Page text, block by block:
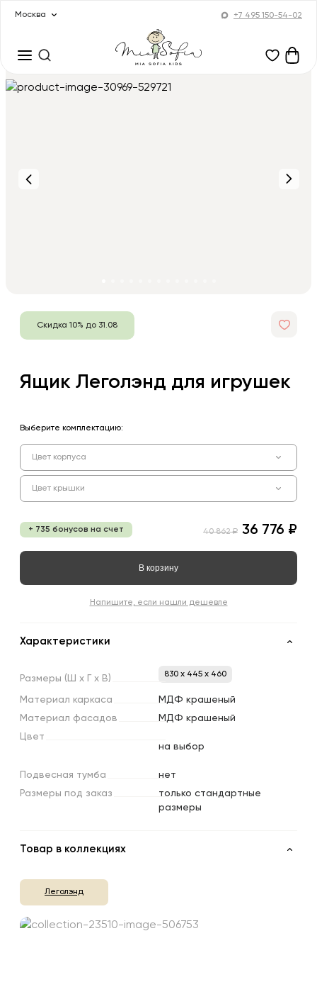
Москва +7 495 150-54-02
Скидка 10% до 31.08
Ящик Леголэнд для игрушек
Выберите комплектацию:
Цвет корпуса
Цвет крышки
+ 735 бонусов на счет 40 862 ₽ 36 776 ₽
В корзину
Напишите, если нашли дешевле
Характеристики
Размеры (Ш х х В) 830 x 445 x 460
Материал каркаса
МДФ крашеный
Материал фасадов
МДФ крашеный
Цвет
на выбор
Подвесная тумба
нет
Размеры под заказ
только стандартные
размеры
Товар в коллекциях
Леголэнд